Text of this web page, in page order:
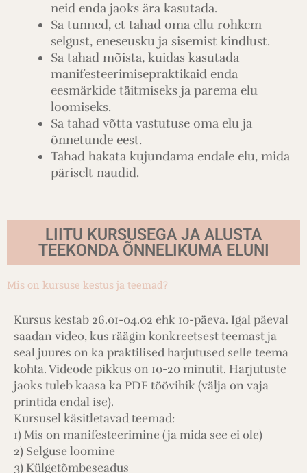
neid enda jaoks ära kasutada.
Sa tunned, et tahad oma ellu rohkem
selgust, eneseusku ja sisemist kindlust.
Sa tahad mõista, kuidas kasutada
manifesteerimisepraktikaid enda
eesmärkide täitmiseks ja parema elu
loomiseks.
Sa tahad võtta vastutuse oma elu ja
õnnetunde eest.
Tahad hakata kujundama endale elu, mida
päriselt naudid.
LIITU KURSUSEGA JA ALUSTA
TEEKONDA ÕNNELIKUMA ELUNI
Mis on kursuse kestus ja teemad?
Kursus kestab 26.01-04.02 ehk 10-päeva. Igal päeval
saadan video, kus räägin konkreetsest teemast ja
seal juures on ka praktilised harjutused selle teema
kohta. Videode pikkus on 10-20 minutit. Harjutuste
jaoks tuleb kaasa ka PDF töövihik (välja on vaja
printida endal ise).
Kursusel käsitletavad teemad:
1) Mis on manifesteerimine (ja mida see ei ole)
2) Selguse loomine
3) Külgetõmbeseadus